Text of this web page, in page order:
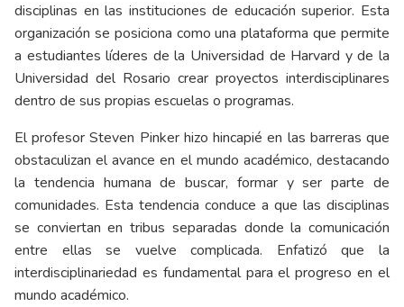
disciplinas en las instituciones de educación superior. Esta
organización se posiciona como una plataforma que permite
a estudiantes líderes de la Universidad de Harvard y de la
Universidad del Rosario crear proyectos interdisciplinares
dentro de sus propias escuelas o programas.
El profesor Steven Pinker hizo hincapié en las barreras que
obstaculizan el avance en el mundo académico, destacando
la tendencia humana de buscar, formar y ser parte de
comunidades. Esta tendencia conduce a que las disciplinas
se conviertan en tribus separadas donde la comunicación
entre ellas se vuelve complicada. Enfatizó que la
interdisciplinariedad es fundamental para el progreso en el
mundo académico.